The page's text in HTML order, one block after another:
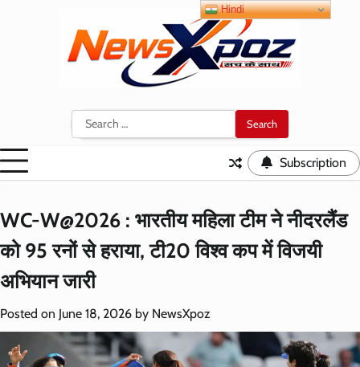
Search
for:
Subscription
WC-W@2026 : भारतीय महिला टीम ने नीदरलैंड
को 95 रनों से हराया, टी20 विश्व कप में विजयी
अभियान जारी
Posted on June 18, 2026 by NewsXpoz
Hindi